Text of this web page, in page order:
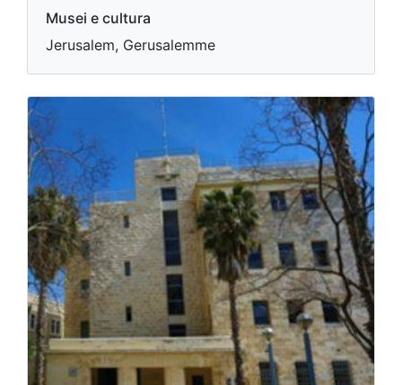
Musei e cultura
Jerusalem, Gerusalemme